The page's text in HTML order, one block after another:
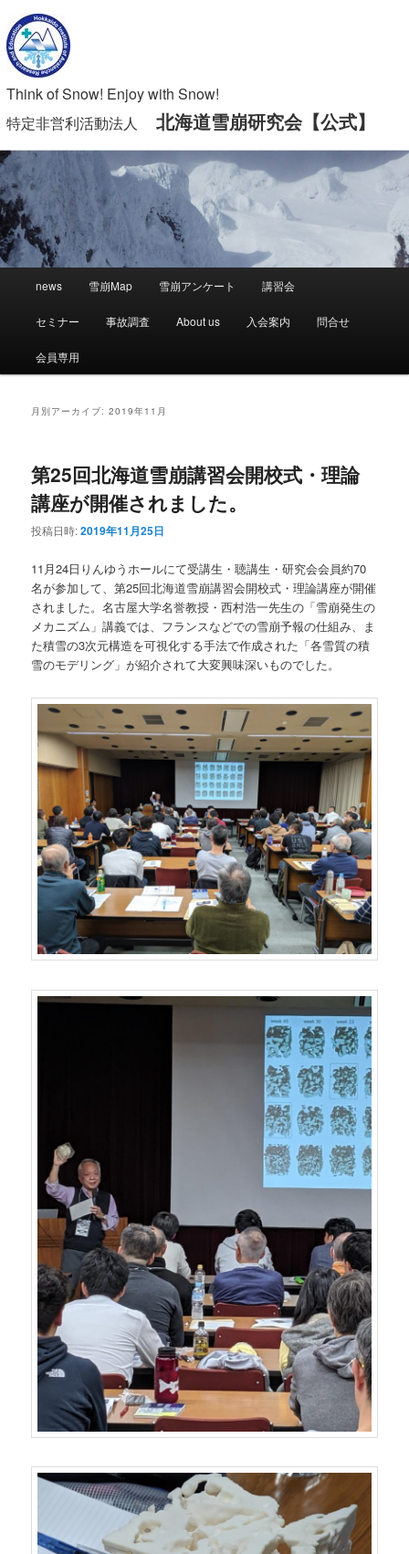
Think of Snow! Enjoy with Snow!
特定非営利活動法人
北海道雪崩研究会【公式】
ュ
メ
イ
ン
コ
テ
ン
ツ
へ
移
サ
ブ
コ
ン
ン
ツ
へ
移
動
news 雪崩Map 雪崩アンケート 講習会
セミナー 事故調査 About us 入会案内 問合せ
会員専用
月別アーカイブ:2019年11月
第25回北海道雪崩講習会開校式・理論
講座が開催されました。
投稿日時:2019年11月25日
11月24日りんゆうホールにて受講生・聴講生・研究会会員約70
名が参加して、第25回北海道雪崩講習会開校式・理論講座が開催
されました。名古屋大学名誉教授・西村浩一先生の「雪崩発生の
メカニズム」講義では、フランスなどでの雪崩予報の仕組み、ま
た積雪の3次元構造を可視化する手法で作成された「各雪質の積
雪のモデリング」が紹介されて大変興味深いものでした。